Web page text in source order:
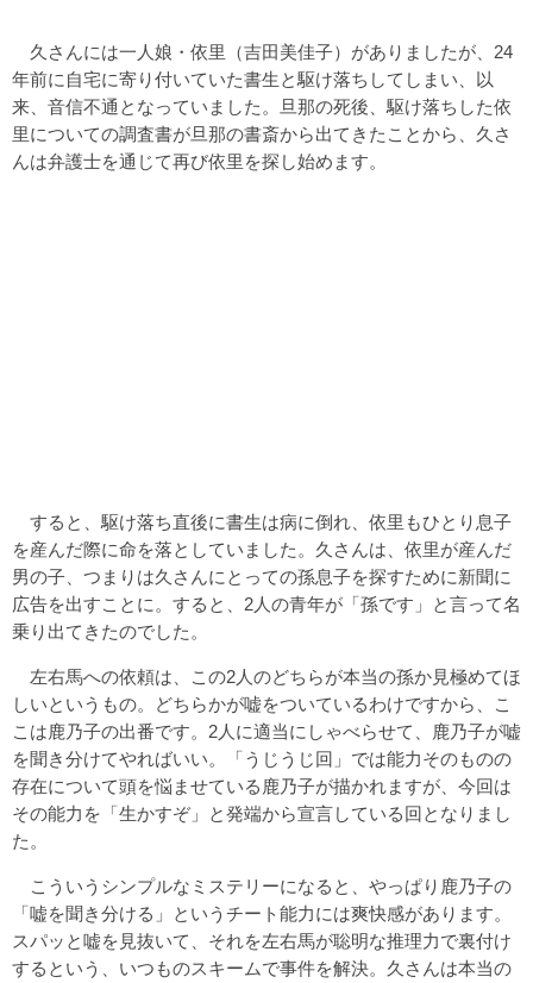
久さんには一人娘・依里（吉田美佳子）がありましたが、24
年前に自宅に寄り付いていた書生と駆け落ちしてしまい、以
来、音信不通となっていました。旦那の死後、駆け落ちした依
里についての調査書が旦那の書斎から出てきたことから、久さ
んは弁護士を通じて再び依里を探し始めます。
すると、駆け落ち直後に書生は病に倒れ、依里もひとり息子
を産んだ際に命を落としていました。久さんは、依里が産んだ
男の子、つまりは久さんにとっての孫息子を探すために新聞に
広告を出すことに。すると、2人の青年が「孫です」と言って名
乗り出てきたのでした。
左右馬への依頼は、この2人のどちらが本当の孫か見極めてほ
しいというもの。どちらかが嘘をついているわけですから、こ
こは鹿乃子の出番です。2人に適当にしゃべらせて、鹿乃子が嘘
を聞き分けてやればいい。「うじうじ回」では能力そのものの
存在について頭を悩ませている鹿乃子が描かれますが、今回は
その能力を「生かすぞ」と発端から宣言している回となりまし
た。
こういうシンプルなミステリーになると、やっぱり鹿乃子の
「嘘を聞き分ける」というチート能力には爽快感があります。
スパッと嘘を見抜いて、それを左右馬が聡明な推理力で裏付け
するという、いつものスキームで事件を解決。久さんは本当の